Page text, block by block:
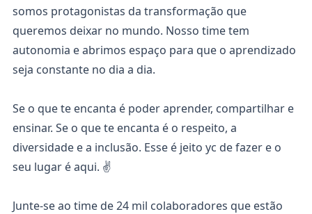
somos protagonistas da transformação que
queremos deixar no mundo. Nosso time tem
autonomia e abrimos espaço para que o aprendizado
seja constante no dia a dia.
Se o que te encanta é poder aprender, compartilhar e
ensinar. Se o que te encanta é o respeito, a
diversidade e a inclusão. Esse é jeito yc de fazer e o
seu lugar é aqui. ✌️
Junte-se ao time de 24 mil colaboradores que estão